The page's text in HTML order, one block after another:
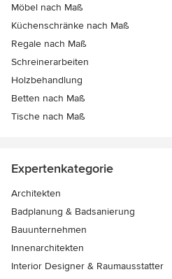
Möbel nach Maß
Küchenschränke nach Maß
Regale nach Maß
Schreinerarbeiten
Holzbehandlung
Betten nach Maß
Tische nach Maß
Expertenkategorie
Architekten
Badplanung & Badsanierung
Bauunternehmen
Innenarchitekten
Interior Designer & Raumausstatter